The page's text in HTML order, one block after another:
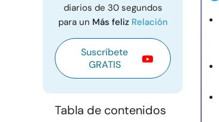
diarios de 30 segundos
para un Más feliz Relación
Suscríbete
GRATIS
Tabla de contenidos